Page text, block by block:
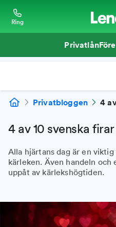
Ring
Privatlån
Privatbloggen
4 av 10 svenska
Alla hjärtans dag är en
kärleken. Även handeln och
uppåt av kärlekshögtiden.